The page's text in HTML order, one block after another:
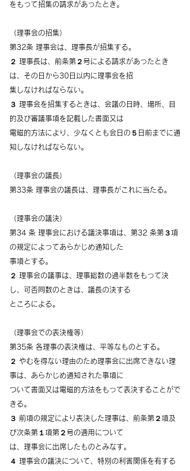
をもって招集の請求があったとき。
（理事会の招集）
第32条 理事会は、理事長が招集する。
２ 理事長は、前条第２号による請求があったとき
は、その日から30日以内に理事会を招
集しなければならない。
３ 理事会を招集するときは、会議の日時、場所、目
的及び審議事項を記載した書面又は
電磁的方法により、少なくとも会日の５日前までに通
知しなければならない。
（理事会の議長）
第33条 理事会の議長は、理事長がこれに当たる。
（理事会の議決）
第34 条 理事会における議決事項は、第32 条第３項
の規定によってあらかじめ通知した
事項とする。
２ 理事会の議事は、理事総数の過半数をもって決
し、可否同数のときは、議長の決する
ところによる。
（理事会での表決権等）
第35条 各理事の表決権は、平等なものとする。
２ やむを得ない理由のため理事会に出席できない理
事は、あらかじめ通知された事項に
ついて書面又は電磁的方法をもって表決することがで
きる。
３ 前項の規定により表決した理事は、前条第２項及
び次条第１項第２号の適用について
は、理事会に出席したものとみなす。
４ 理事会の議決について、特別の利害関係を有する